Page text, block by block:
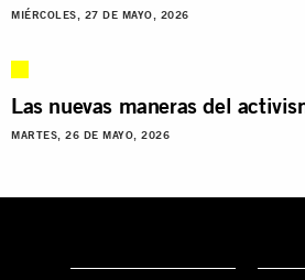
MIÉRCOLES, 27 DE MAYO, 2026
Las nuevas maneras del
MARTES, 26 DE MAYO, 2026